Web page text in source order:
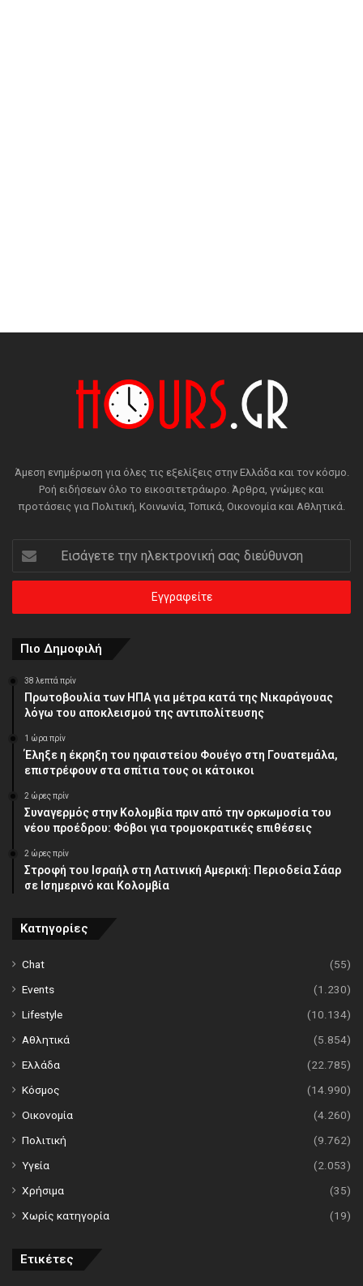
Άμεση ενημέρωση για όλες τις εξελίξεις στην Ελλάδα και τον κόσμο.
Ροή ειδήσεων όλο το εικοσιτετράωρο. Άρθρα, γνώμες και
προτάσεις για Πολιτική, Κοινωνία, Τοπικά, Οικονομία και Αθλητικά.
Εισάγετε
την
ηλεκτρονική
διεύθυνση
Πιο Δημοφιλή
38 λεπτά πρίν
Πρωτοβουλία των ΗΠΑ για μέτρα κατά της Νικαράγουας
λόγω του αποκλεισμού της αντιπολίτευσης
1 ώρα πρίν
Έληξε η έκρηξη του ηφαιστείου Φουέγο στη Γουατεμάλα,
επιστρέφουν στα σπίτια τους οι κάτοικοι
2 ώρες πρίν
Συναγερμός στην Κολομβία πριν από την ορκωμοσία του
νέου προέδρου: Φόβοι για τρομοκρατικές επιθέσεις
2 ώρες πρίν
Στροφή του Ισραήλ στη Λατινική Αμερική: Περιοδεία Σάαρ
σε Ισημερινό και Κολομβία
Κατηγορίες
Chat
(55)
Events
(1.230)
Lifestyle
(10.134)
Αθλητικά
(5.854)
Ελλάδα
(22.785)
Κόσμος
(14.990)
Οικονομία
(4.260)
Πολιτική
(9.762)
Υγεία
(2.053)
Χρήσιμα
(35)
Χωρίς κατηγορία
(19)
Ετικέτες